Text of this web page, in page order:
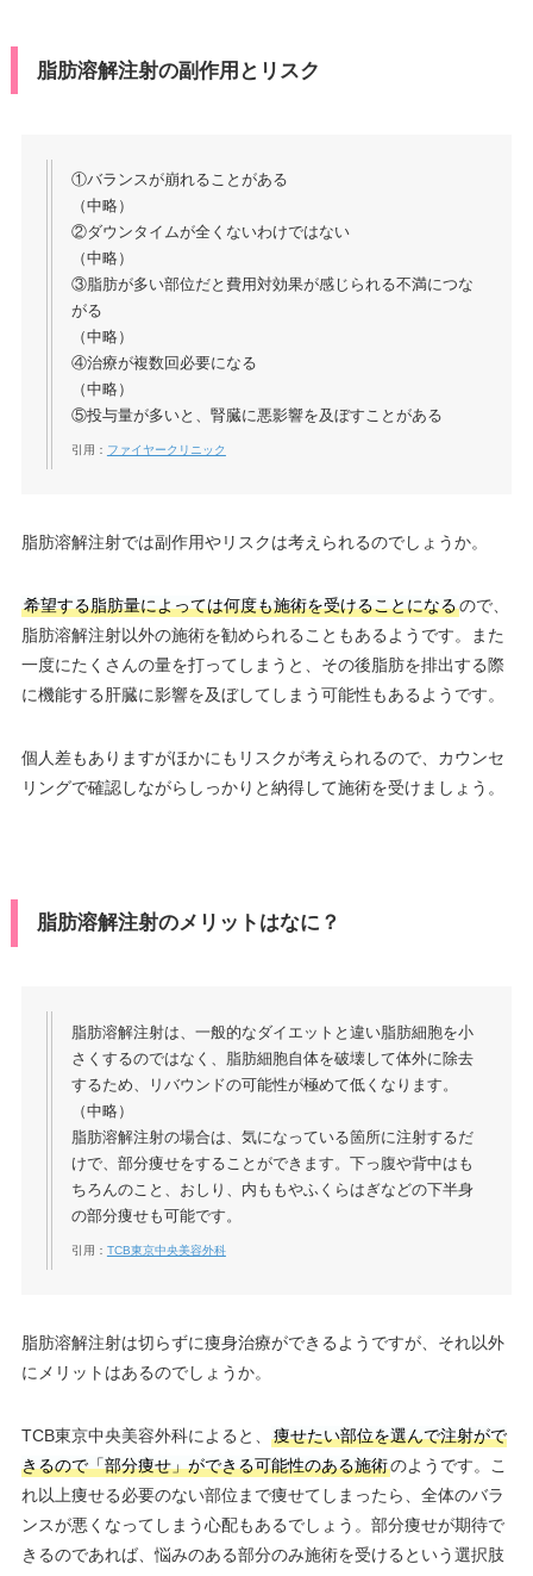
脂肪溶解注射の副作用とリスク
①バランスが崩れることがある
（中略）
②ダウンタイムが全くないわけではない
（中略）
③脂肪が多い部位だと費用対効果が感じられる不満につな
がる
（中略）
④治療が複数回必要になる
（中略）
⑤投与量が多いと、腎臓に悪影響を及ぼすことがある
引用： ファイヤークリニック
脂肪溶解注射では副作用やリスクは考えられるのでしょうか。
希望する脂肪量によっては何度も施術を受けることになるので、
脂肪溶解注射以外の施術を勧められることもあるようです。また
一度にたくさんの量を打ってしまうと、その後脂肪を排出する際
に機能する肝臓に影響を及ぼしてしまう可能性もあるようです。
個人差もありますがほかにもリスクが考えられるので、カウンセ
リングで確認しながらしっかりと納得して施術を受けましょう。
脂肪溶解注射のメリットはなに？
脂肪溶解注射は、一般的なダイエットと違い脂肪細胞を小
さくするのではなく、脂肪細胞自体を破壊して体外に除去
するため、リバウンドの可能性が極めて低くなります。
（中略）
脂肪溶解注射の場合は、気になっている箇所に注射するだ
けで、部分痩せをすることができます。下っ腹や背中はも
ちろんのこと、おしり、内ももやふくらはぎなどの下半身
の部分痩せも可能です。
引用： TCB東京中央美容外科
脂肪溶解注射は切らずに痩身治療ができるようですが、それ以外
にメリットはあるのでしょうか。
TCB東京中央美容外科によると、
痩せたい部位を選んで注射がで
きるので「部分痩せ」ができる可能性のある施術のようです。こ
れ以上痩せる必要のない部位まで痩せてしまったら、全体のバラ
ンスが悪くなってしまう心配もあるでしょう。部分痩せが期待で
きるのであれば、悩みのある部分のみ施術を受けるという選択肢